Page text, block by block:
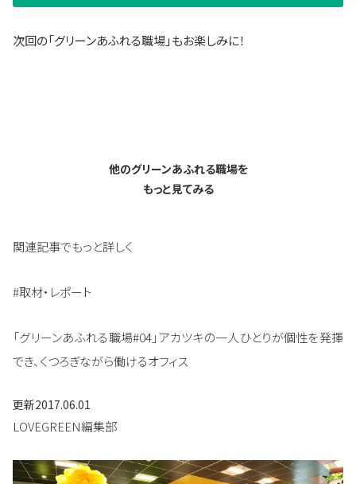
次回の「グリーンあふれる職場」もお楽しみに！
他のグリーンあふれる職場を
もっと見てみる
関連記事でもっと詳しく
#取材・レポート
「グリーンあふれる職場#04」アカツキの一人ひとりが個性を発揮
でき、くつろぎながら働けるオフィス
更新2017.06.01
LOVEGREEN編集部